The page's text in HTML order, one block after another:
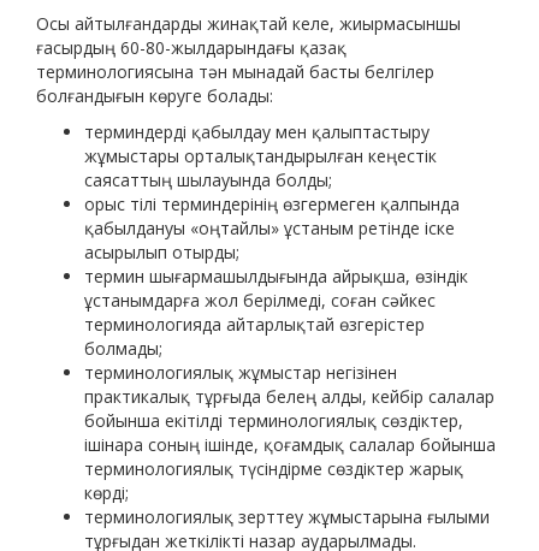
Осы айтылғандарды жинақтай келе, жиырмасыншы
ғасырдың 60-80-жылдарындағы қазақ
терминологиясына тән мынадай басты белгілер
болғандығын көруге болады:
терминдерді қабылдау мен қалыптастыру
жұмыстары орталықтандырылған кеңестік
саясаттың шылауында болды;
орыс тілі терминдерінің өзгермеген қалпында
қабылдануы «оңтайлы» ұстаным ретінде іске
асырылып отырды;
термин шығармашылдығында айрықша, өзіндік
ұстанымдарға жол берілмеді, соған сәйкес
терминологияда айтарлықтай өзгерістер
болмады;
терминологиялық жұмыстар негізінен
практикалық тұрғыда белең алды, кейбір салалар
бойынша екітілді терминологиялық сөздіктер,
ішінара соның ішінде, қоғамдық салалар бойынша
терминологиялық түсіндірме сөздіктер жарық
көрді;
терминологиялық зерттеу жұмыстарына ғылыми
тұрғыдан жеткілікті назар аударылмады.